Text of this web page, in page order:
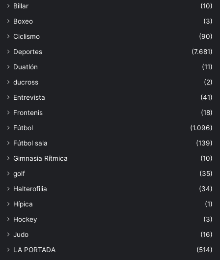
Billar
(10)
Boxeo
(3)
Ciclismo
(90)
Deportes
(7.681)
Duatlón
(11)
ducross
(2)
Entrevista
(41)
Frontenis
(18)
Fútbol
(1.096)
Fútbol sala
(139)
Gimnasia Rítmica
(10)
golf
(35)
Halterofilia
(34)
Hípica
(1)
Hockey
(3)
Judo
(16)
LA PORTADA
(514)